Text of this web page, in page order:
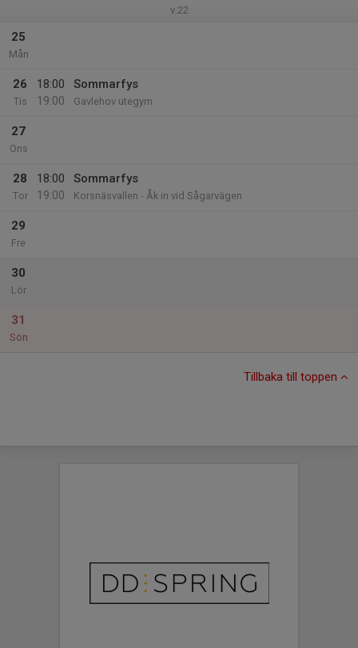
v.22
25
Mån
26
Tis
18:00
19:00
Sommarfys
Gavlehov utegym
27
Ons
28
Tor
18:00
19:00
Sommarfys
Korsnäsvallen - Åk in vid Sågarvägen
29
Fre
30
Lör
31
Sön
Tillbaka till toppen